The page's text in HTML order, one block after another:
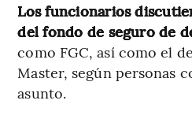
Los funcionarios
del fondo de seguro de
como FGC, así como el
Master, según personas
asunto.